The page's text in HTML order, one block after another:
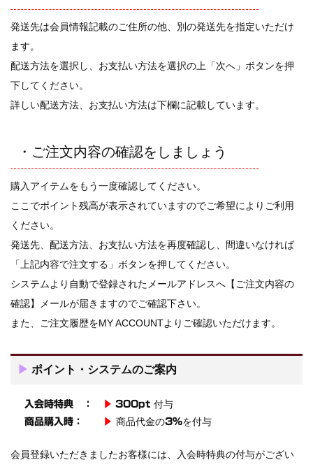
発送先は会員情報記載のご住所の他、別の発送先を指定いただけ
ます。
配送方法を選択し、お支払い方法を選択の上「次へ」ボタンを押
下してください。
詳しい配送方法、お支払い方法は下欄に記載しています。
・ご注文内容の確認をしましょう
購入アイテムをもう一度確認してください。
ここでポイント残高が表示されていますのでご希望によりご利用
ください。
発送先、配送方法、お支払い方法を再度確認し、間違いなければ
「上記内容で注文する」ボタンを押してください。
システムより自動で登録されたメールアドレスへ【ご注文内容の
確認】メールが届きますのでご確認下さい。
また、ご注文履歴をMY ACCOUNTよりご確認いただけます。
▶ ポイント・システムのご案内
入会時特典 ： ▶ 300pt 付与
商品購入時： ▶ 商品代金の3%を付与
会員登録いただきましたお客様には、入会時特典の付与がござい